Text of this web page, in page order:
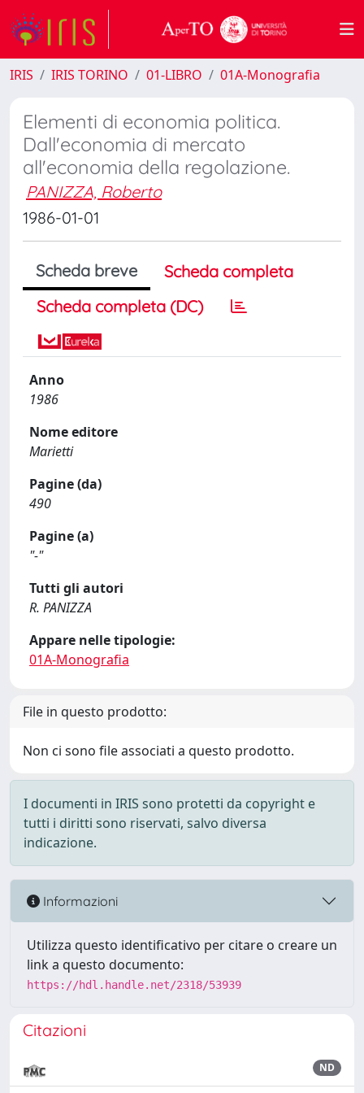
IRIS IRIS TORINO 01-LIBRO 01A-Monografia
Elementi di economia politica.
Dall'economia di mercato
all'economia della regolazione.
PANIZZA, Roberto
1986-01-01
Scheda breve
Scheda completa
Scheda completa (DC)
Anno
1986
Nome editore
Marietti
Pagine (da)
490
Pagine (a)
"-"
Tutti gli autori
R. PANIZZA
Appare nelle tipologie:
01A-Monografia
File in questo prodotto:
Non ci sono file associati a questo prodotto.
I documenti in IRIS sono protetti da copyright e
tutti i diritti sono riservati, salvo diversa
indicazione.
Informazioni
Utilizza questo identificativo per citare o creare un
link a questo documento:
https://hdl.handle.net/2318/53939
Citazioni
ND